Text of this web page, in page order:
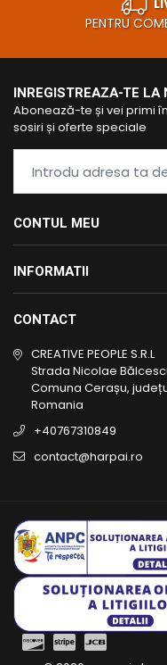
PENTRU
INREGISTREAZA-TE LA
Abonează-te și vei primi
sosiri și oferte speciale
CONTUL MEU
INFORMATII
CONTACT
CREATIVE PEOPLE S.R.L
Strada Nicolae
Comuna Cerașu,
Romania
+40767310849
contact@harpai.ro